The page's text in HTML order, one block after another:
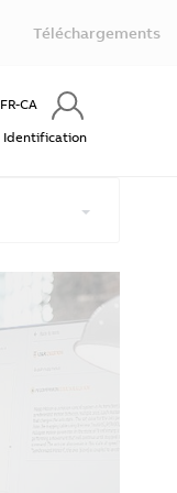
Téléchargements
FR-CA
Identification